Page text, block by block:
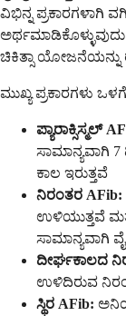
ವಿಭಿನ್ನ ಪ್ರಕಾರಗಳಾಗಿ
ಚಿಕಿತ್ಸಾ ಯೋಜನೆಯನ್ನು
ಮುಖ್ಯ ಪ್ರಕಾರಗಳು
ಪ್ಯಾರಾಕ್ಸಿಸ್ಮಲ್
ಸಾಮಾನ್ಯವಾಗಿ
ಕಾಲ ಇರುತ್ತವೆ
ನಿರಂತರ AFib:
ಉಳಿಯುತ್ತವೆ
ಸಾಮಾನ್ಯವಾಗಿ
ದೀರ್ಘಕಾಲದ
ಉಳಿದಿರುವ
ಸ್ಥಿರ AFib: